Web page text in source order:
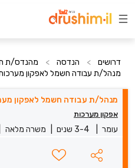
דרושים > הנדסה > מהנדס/ת חשמל
מנהל/ת עבודה חשמל לאפקון
מנהל/ת עבודה חשמל לאפקון
אפקון מערכות
עומר 3-4 שנים משרה מלאה